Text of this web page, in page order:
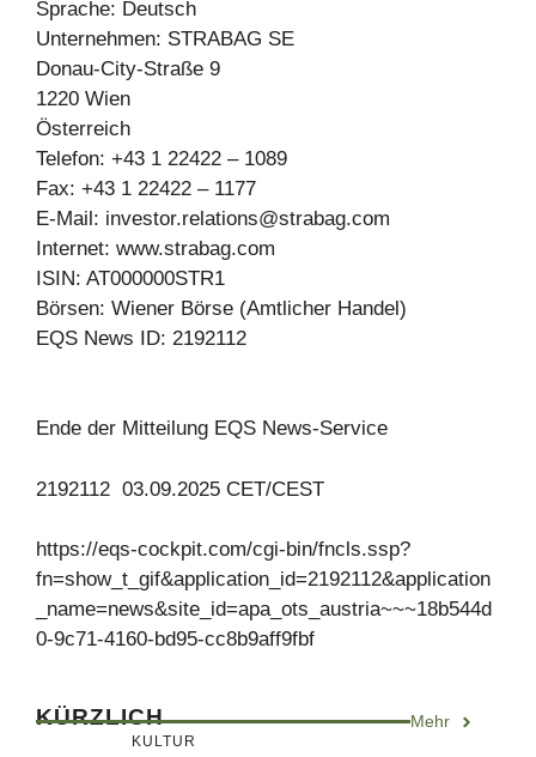
Sprache: Deutsch
Unternehmen: STRABAG SE
Donau-City-Straße 9
1220 Wien
Österreich
Telefon: +43 1 22422 – 1089
Fax: +43 1 22422 – 1177
E-Mail: investor.relations@strabag.com
Internet: www.strabag.com
ISIN: AT000000STR1
Börsen: Wiener Börse (Amtlicher Handel)
EQS News ID: 2192112
Ende der Mitteilung EQS News-Service
2192112 03.09.2025 CET/CEST
https://eqs-cockpit.com/cgi-bin/fncls.ssp?
fn=show_t_gif&application_id=2192112&application
_name=news&site_id=apa_ots_austria~~~18b544d
0-9c71-4160-bd95-cc8b9aff9fbf
KÜRZLICH Mehr
KULTUR